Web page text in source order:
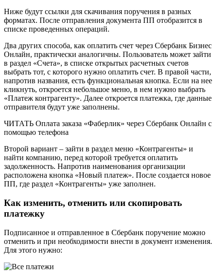
Ниже будут ссылки для скачивания поручения в разных
форматах. После отправления документа ПП отобразится в
списке проведенных операций.
Два других способа, как оплатить счет через Сбербанк Бизнес
Онлайн, практически аналогичны. Пользователь может зайти
в раздел «Счета», в списке открытых расчетных счетов
выбрать тот, с которого нужно оплатить счет. В правой части,
напротив названия, есть функциональная кнопка. Если на нее
кликнуть, откроется небольшое меню, в нем нужно выбрать
«Платеж контрагенту». Далее откроется платежка, где данные
отправителя будут уже заполнены.
ЧИТАТЬ Оплата заказа «Фаберлик» через Сбербанк Онлайн с
помощью телефона
Второй вариант – зайти в раздел меню «Контрагенты» и
найти компанию, перед которой требуется оплатить
задолженность. Напротив наименования организации
расположена кнопка «Новый платеж». После создается новое
ПП, где раздел «Контрагенты» уже заполнен.
Как изменить, отменить или скопировать
платежку
Подписанное и отправленное в Сбербанк поручение можно
отменить и при необходимости внести в документ изменения.
Для этого нужно: